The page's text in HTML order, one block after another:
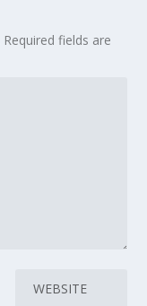
Required fields are